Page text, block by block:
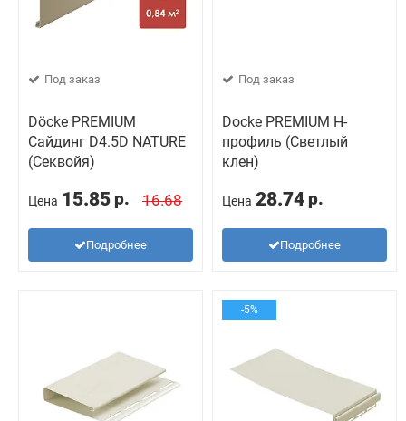
Под заказ
Döcke PREMIUM
Сайдинг D4.5D NATURE
(Секвойя)
Цена 15.85 р. 16.68
Подробнее
Под заказ
Docke PREMIUM H-
профиль (Светлый
клен)
Цена 28.74 р.
Подробнее
-5%